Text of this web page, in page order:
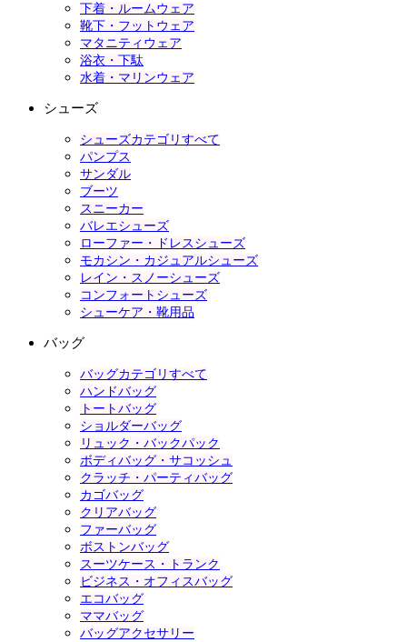
下着・ルームウェア
靴下・フットウェア
マタニティウェア
浴衣・下駄
水着・マリンウェア
シューズ
シューズカテゴリすべて
パンプス
サンダル
ブーツ
スニーカー
バレエシューズ
ローファー・ドレスシューズ
モカシン・カジュアルシューズ
レイン・スノーシューズ
コンフォートシューズ
シューケア・靴用品
バッグ
バッグカテゴリすべて
ハンドバッグ
トートバッグ
ショルダーバッグ
リュック・バックパック
ボディバッグ・サコッシュ
クラッチ・パーティバッグ
カゴバッグ
クリアバッグ
ファーバッグ
ボストンバッグ
スーツケース・トランク
ビジネス・オフィスバッグ
エコバッグ
ママバッグ
バッグアクセサリー